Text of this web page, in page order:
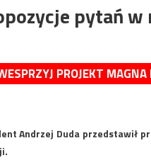
pytań
PROJEKT
Andrzej Duda przedstawił